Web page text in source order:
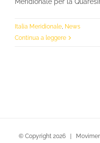
Italia Meridionale, News
Continua a leggere
© Copyright 2026 |